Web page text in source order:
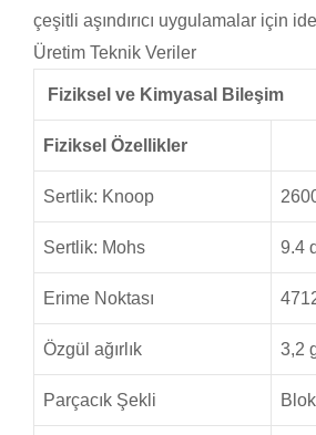
çeşitli aşındırıcı uygulamalar için
Üretim Teknik Veriler
Fiziksel ve Kimyasal Bileşim
Fiziksel Özellikler
Sertlik: Knoop
Sertlik: Mohs 9.4
Erime Noktası
Özgül ağırlık 3,2
Parçacık Şekli